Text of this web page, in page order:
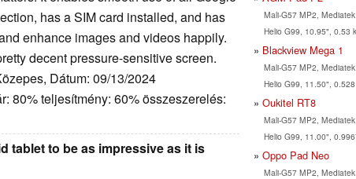
has a SIM card installed, and has
enhance images and videos happily.
decent pressure-sensitive screen.
Dátum: 09/13/2024
80% teljesítmény: 60% összeszerelés:
tablet to be as impressive as it is
Mali-G57 MP2,
Helio G99, 10.95", 0.53
Blackview Mega 1
Mali-G57 MP2,
Helio G99, 11.50",
Oukitel RT8
Mali-G57 MP2,
Helio G99, 11.00",
Oppo Pad Neo
Mali-G57 MP2,